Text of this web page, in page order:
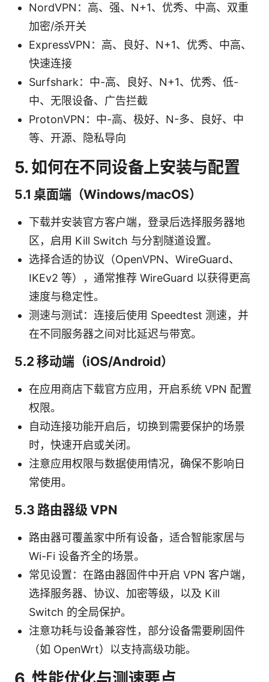
NordVPN：高、强、N+1、优秀、中高、双重
加密/杀开关
ExpressVPN：高、良好、N+1、优秀、中高、
快速连接
Surfshark：中-高、良好、N+1、优秀、低-
中、无限设备、广告拦截
ProtonVPN：中-高、极好、N-多、良好、中
等、开源、隐私导向
5. 如何在不同设备上安装与配置
5.1 桌面端（Windows/macOS）
下载并安装官方客户端，登录后选择服务器地
区，启用 Kill Switch 与分割隧道设置。
选择合适的协议（OpenVPN、WireGuard、
IKEv2 等），通常推荐 WireGuard 以获得更高
速度与稳定性。
测速与测试：连接后使用 Speedtest 测速，并
在不同服务器之间对比延迟与带宽。
5.2 移动端（iOS/Android）
在应用商店下载官方应用，开启系统 VPN 配置
权限。
自动连接功能开启后，切换到需要保护的场景
时，快速开启或关闭。
注意应用权限与数据使用情况，确保不影响日
常使用。
5.3 路由器级 VPN
路由器可覆盖家中所有设备，适合智能家居与
Wi-Fi 设备齐全的场景。
常见设置：在路由器固件中开启 VPN 客户端，
选择服务器、协议、加密等级，以及 Kill
Switch 的全局保护。
注意功耗与设备兼容性，部分设备需要刷固件
（如 OpenWrt）以支持高级功能。